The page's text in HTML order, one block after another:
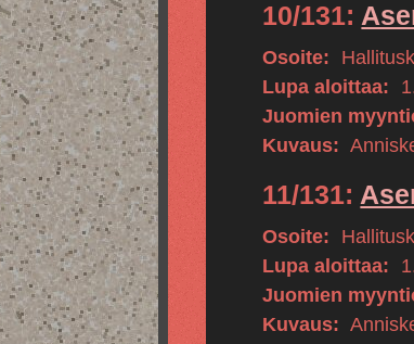
10/131:
Osoite:
Lupa aloittaa:
Juomien
Kuvaus:
11/131:
Osoite:
Lupa aloittaa:
Juomien
Kuvaus: